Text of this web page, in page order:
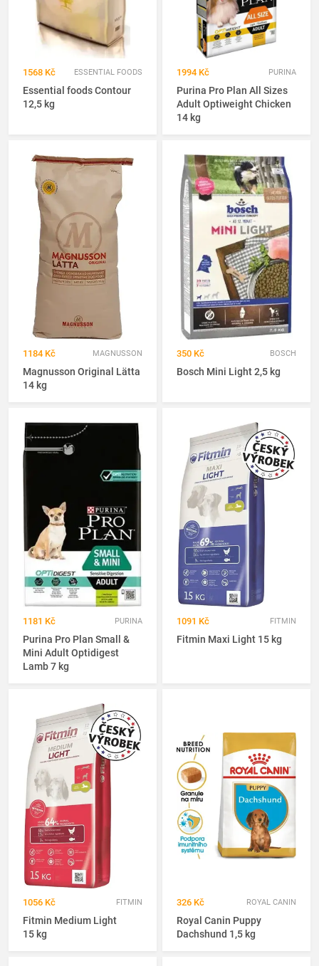
1568 Kč ESSENTIAL FOODS
Essential foods Contour
12,5 kg
1994 Kč PURINA
Purina Pro Plan All Sizes
Adult Optiweight Chicken
14 kg
1184 Kč MAGNUSSON
Magnusson Original Lätta
14 kg
350 Kč BOSCH
Bosch Mini Light 2,5 kg
1181 Kč PURINA
Purina Pro Plan Small &
Mini Adult Optidigest
Lamb 7 kg
1091 Kč FITMIN
Fitmin Maxi Light 15 kg
1056 Kč FITMIN
Fitmin Medium Light
15 kg
326 Kč ROYAL CANIN
Royal Canin Puppy
Dachshund 1,5 kg